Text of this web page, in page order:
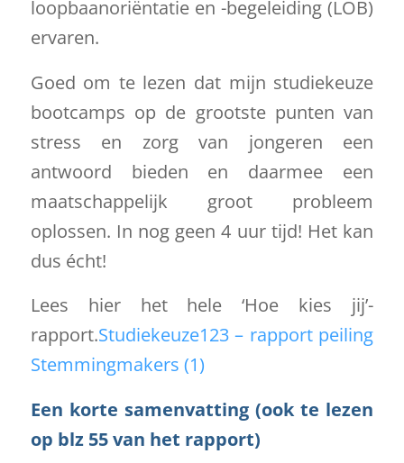
loopbaanoriëntatie en -begeleiding (LOB)
ervaren.
Goed om te lezen dat mijn studiekeuze
bootcamps op de grootste punten van
stress en zorg van jongeren een
antwoord bieden en daarmee een
maatschappelijk groot probleem
oplossen. In nog geen 4 uur tijd! Het kan
dus écht!
Lees hier het hele ‘Hoe kies jij’-
rapport.Studiekeuze123 – rapport peiling
Stemmingmakers (1)
Een korte samenvatting (ook te lezen
op blz 55 van het rapport)